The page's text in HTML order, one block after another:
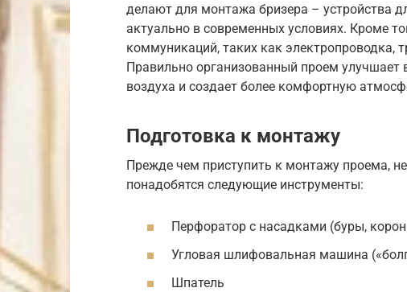
делают для монтажа бризера – устройства
актуально в современных условиях. Кроме
коммуникаций, таких как электропроводка,
Правильно организованный проем улучшает
воздуха и создает более комфортную
Подготовка к монтажу
Прежде чем приступить к монтажу проема,
понадобятся следующие инструменты:
Перфоратор с насадками (буры,
Угловая шлифовальная машина
Шпатель